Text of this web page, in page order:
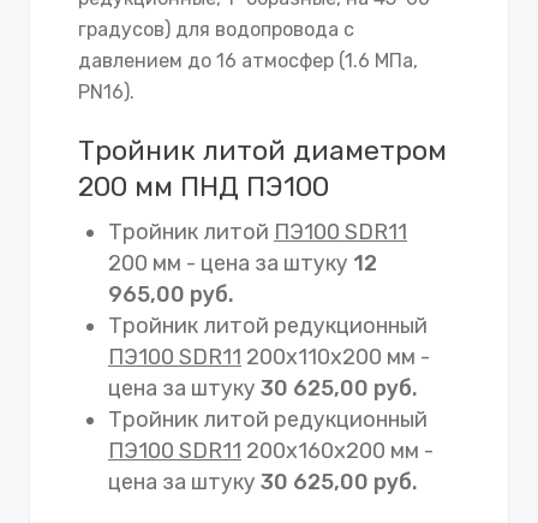
градусов) для водопровода с
давлением до 16 атмосфер (1.6 МПа,
PN16).
Тройник литой диаметром
200 мм ПНД ПЭ100
Тройник литой ПЭ100 SDR11
200 мм - цена за штуку 12
965,00 руб.
Тройник литой редукционный
ПЭ100 SDR11 200х110х200 мм -
цена за штуку 30 625,00 руб.
Тройник литой редукционный
ПЭ100 SDR11 200х160х200 мм -
цена за штуку 30 625,00 руб.